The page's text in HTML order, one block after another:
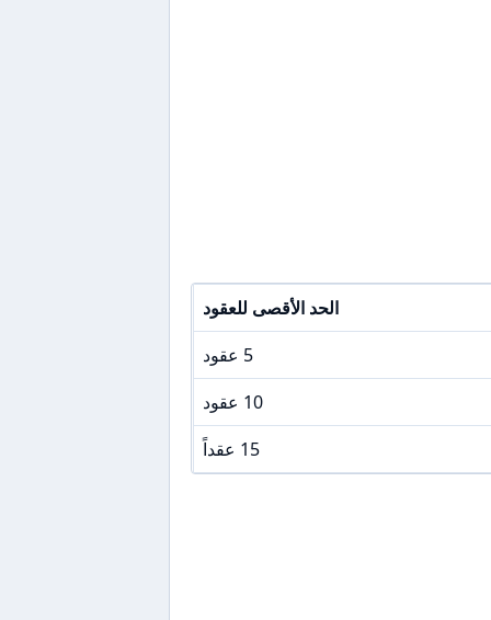
الحد الأقصى للعقود
5 عقود
10 عقود
15 عقداً